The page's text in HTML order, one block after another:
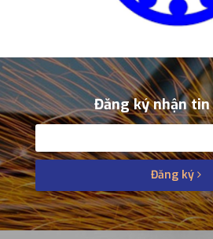
Đăng ký nhận tin
Đăng ký